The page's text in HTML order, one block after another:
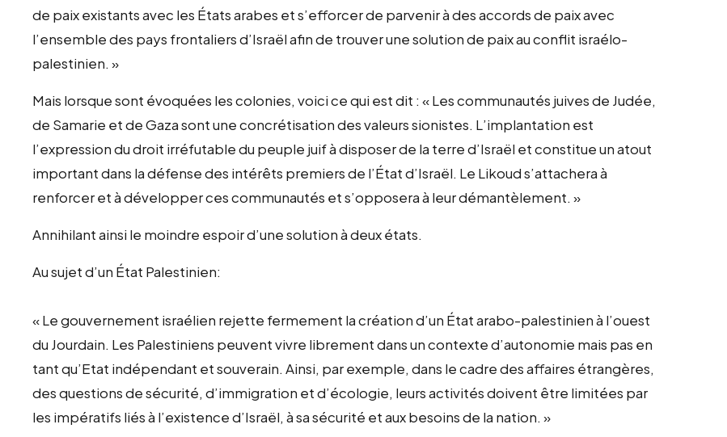
de paix existants avec les États arabes et s’efforcer de parvenir à des accords de paix avec
l’ensemble des pays frontaliers d’Israël afin de trouver une solution de paix au conflit israélo-
palestinien. »
Mais lorsque sont évoquées les colonies, voici ce qui est dit : « Les communautés juives de Judée,
de Samarie et de Gaza sont une concrétisation des valeurs sionistes. L’implantation est
l’expression du droit irréfutable du peuple juif à disposer de la terre d’Israël et constitue un atout
important dans la défense des intérêts premiers de l’État d’Israël. Le Likoud s’attachera à
renforcer et à développer ces communautés et s’opposera à leur démantèlement. »
Annihilant ainsi le moindre espoir d’une solution à deux états.
Au sujet d’un État Palestinien:
« Le gouvernement israélien rejette fermement la création d’un État arabo-palestinien à l’ouest
du Jourdain. Les Palestiniens peuvent vivre librement dans un contexte d’autonomie mais pas en
tant qu’Etat indépendant et souverain. Ainsi, par exemple, dans le cadre des affaires étrangères,
des questions de sécurité, d’immigration et d’écologie, leurs activités doivent être limitées par
les impératifs liés à l’existence d’Israël, à sa sécurité et aux besoins de la nation. »